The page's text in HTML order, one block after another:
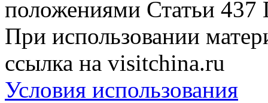
положениями Статьи 437
При использовании
ссылка на visitchina.ru
Условия использования